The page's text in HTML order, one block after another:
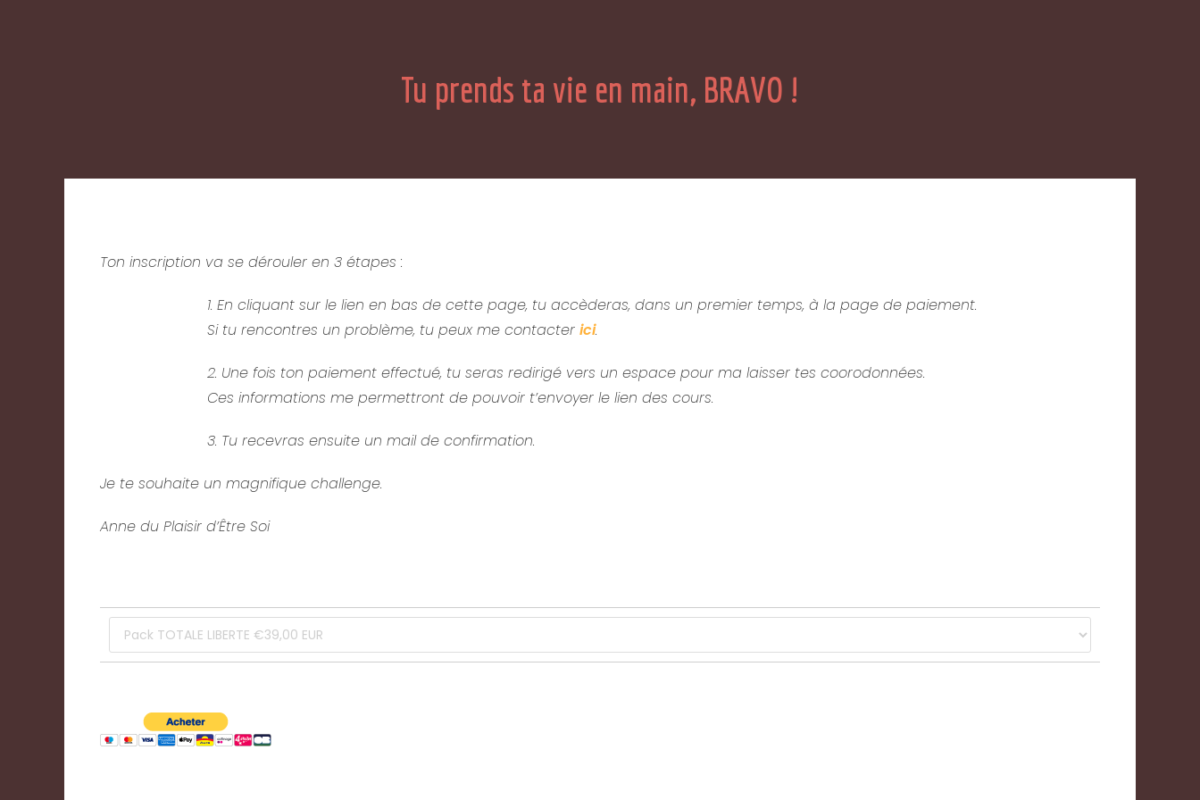
Tu prends ta vie en main, BRAVO !
Ton inscription va se dérouler en 3 étapes :
1. En cliquant sur le lien en bas de cette page, tu accèderas, dans un premier temps, à la page de paiement.
Si tu rencontres un problème, tu peux me contacter ici.
2. Une fois ton paiement effectué, tu seras redirigé vers un espace pour ma laisser tes coorodonnées.
Ces informations me permettront de pouvoir t’envoyer le lien des cours.
3. Tu recevras ensuite un mail de confirmation.
Je te souhaite un magnifique challenge.
Anne du Plaisir d’Être Soi